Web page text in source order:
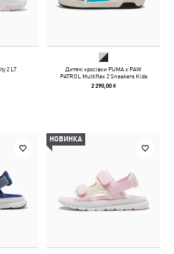
2 LT
Дитячі кросівки PUMA x PAW
PATROL Multiflex 2 Sneakers Kids
2 290,00 ₴
НОВИНКА